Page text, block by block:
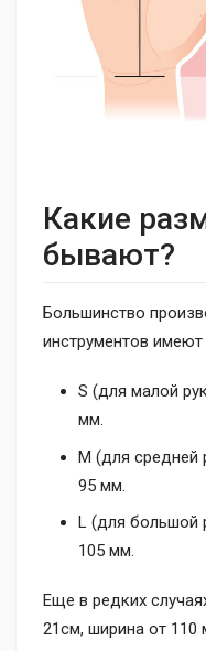
Какие
бывают?
Большинство
инструментов
S (для малой
мм.
M (для средней
95 мм.
L (для большой
105 мм.
Еще в редких
21см, ширина от 110